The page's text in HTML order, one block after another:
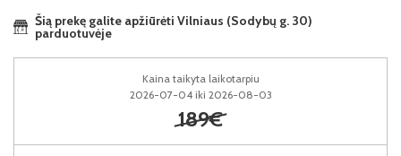
Šią prekę galite apžiūrėti Vilniaus (Sodybų g. 30)
parduotuvėje
Kaina taikyta laikotarpiu
2026-07-04 iki 2026-08-03
189€